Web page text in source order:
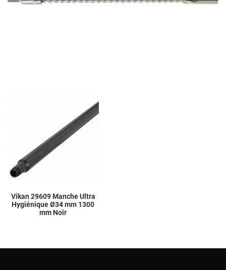
Vikan 29609 Manche Ultra
Hygiénique Ø34 mm 1300
mm Noir